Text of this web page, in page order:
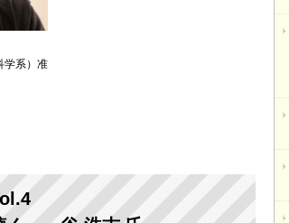
学系）准